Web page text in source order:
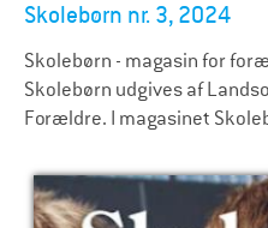
Skolebørn nr. 3, 2024
Skolebørn - magasin for
Skolebørn udgives af
Forældre. I magasinet